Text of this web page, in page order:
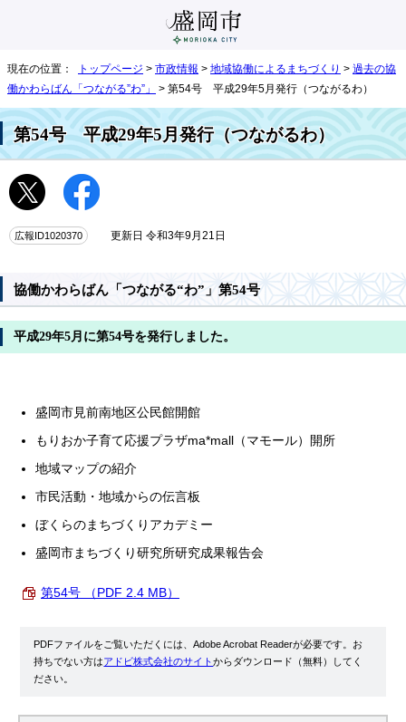
現在の位置： トップページ > 市政情報 > 地域協働によるまちづくり > 過去の協
働かわらばん「つながる”わ”」
> 第54号 平成29年5月発行（つながるわ）
第54号 平成29年5月発行（つながるわ）
広報ID1020370 更新日 令和3年9月21日
協働かわらばん「つながる“わ”」第54号
平成29年5月に第54号を発行しました。
盛岡市見前南地区公民館開館
もりおか子育て応援プラザma*mall（マモール）開所
地域マップの紹介
市民活動・地域からの伝言板
ぼくらのまちづくりアカデミー
盛岡市まちづくり研究所研究成果報告会
第54号 （PDF 2.4 MB）
PDFファイルをご覧いただくには、Adobe Acrobat Readerが必要です。お
持ちでない方はアドビ株式会社のサイトからダウンロード（無料）してく
ださい。